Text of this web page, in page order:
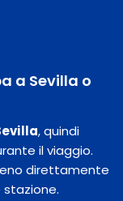
a Sevilla o
, quindi
il viaggio.
direttamente